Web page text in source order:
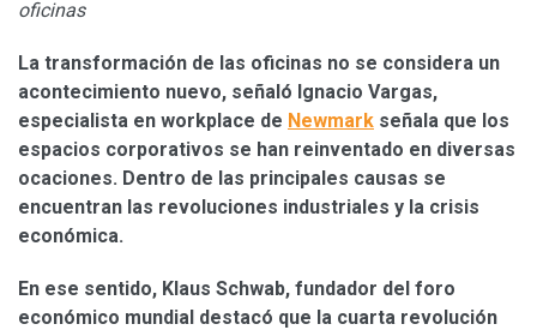
oficinas
La transformación de las oficinas no se considera un
acontecimiento nuevo, señaló Ignacio Vargas,
especialista en workplace de Newmark señala que los
espacios corporativos se han reinventado en diversas
ocaciones. Dentro de las principales causas se
encuentran las revoluciones industriales y la crisis
económica.
En ese sentido, Klaus Schwab, fundador del foro
económico mundial destacó que la cuarta revolución